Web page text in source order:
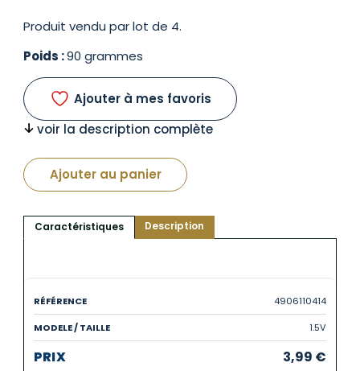
Produit vendu par lot de 4.
Poids :90 grammes
Ajouter à mes favoris
voir la description complète
Ajouter au panier
Caractéristiques Description
4906110414
1.5V
3,99 €